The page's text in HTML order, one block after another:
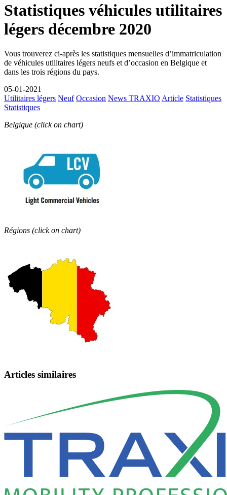
Statistiques véhicules utilitaires
légers décembre 2020
Vous trouverez ci-après les statistiques mensuelles d’immatriculation
de véhicules utilitaires légers neufs et d’occasion en Belgique et
dans les trois régions du pays.
05-01-2021
Utilitaires légers Neuf Occasion News TRAXIO Article Statistiques
Statistiques
Belgique (click on chart)
Régions (click on chart)
Articles similaires